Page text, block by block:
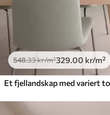
548.33kr/m²329.00 kr/m²
Et fjellandskap med variert